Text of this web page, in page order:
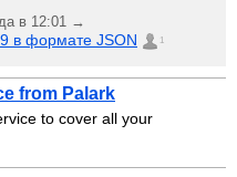
в 12:01 →
в формате JSON 1
from Palark
to cover all your